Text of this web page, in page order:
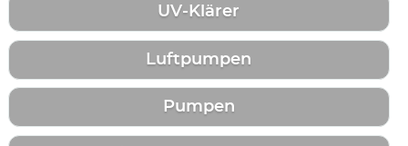
UV-Klärer
Luftpumpen
Pumpen